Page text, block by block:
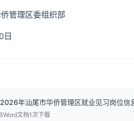
管理区委组织部
日
年汕尾市华侨管理区就业见习岗位
Word文档1次下载